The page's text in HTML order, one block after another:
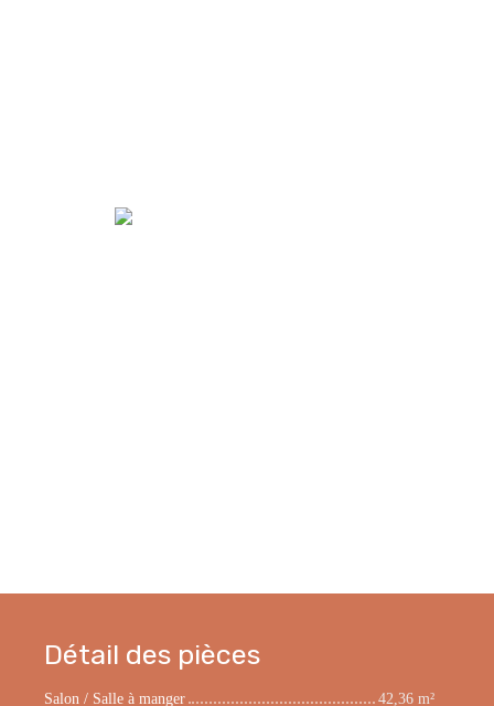
Détail des pièces
Salon / Salle à manger
42,36 m²